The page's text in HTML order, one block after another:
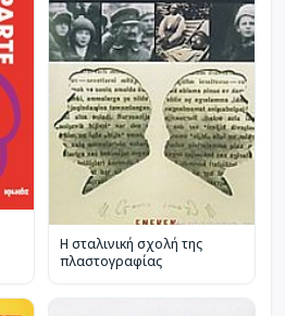
Η σταλινική σχολή της
πλαστογραφίας